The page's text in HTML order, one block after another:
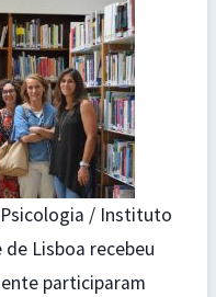
/ Instituto
Lisboa recebeu
participaram